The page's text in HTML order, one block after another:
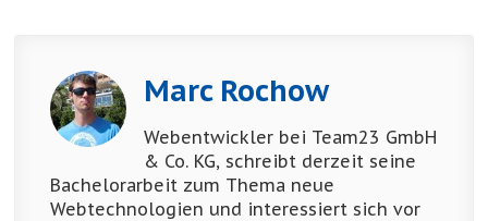
Marc Rochow
Webentwickler bei Team23 GmbH
& Co. KG, schreibt derzeit seine
Bachelorarbeit zum Thema neue
Webtechnologien und interessiert sich vor